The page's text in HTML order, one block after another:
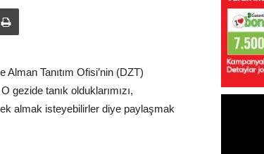
Alman Tanıtım Ofisi’nin (DZT)
tanık olduklarımızı,
almak isteyebilirler diye paylaşmak